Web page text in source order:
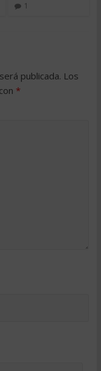
1
publicada. Los
*